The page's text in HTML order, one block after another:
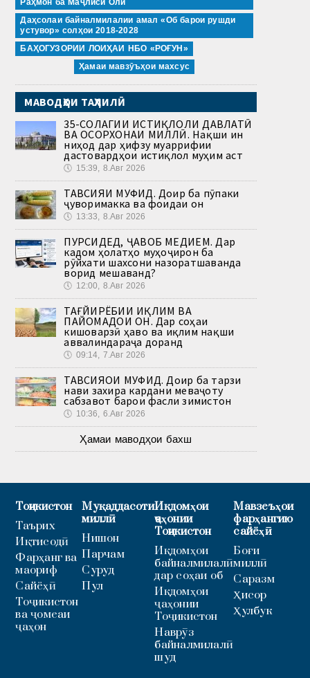
Раҳмон ба Маҷлиси Олӣ
Даҳсолаи байналмилалии амал «Об барои рушди
устувор» солҳои 2018-2028
БАҲОГУЗОРИИ ЛОИҲАИ НБО «РОҒУН»
Ҳамаи мавзӯъҳои махсус
МАВОДҲОИ ТАҲЛИЛӢ
35-СОЛАГИИ ИСТИҚЛОЛИ ДАВЛАТӢ
ВА ОСОРХОНАИ МИЛЛӢ. Нақши ин
ниҳод дар ҳифзу муаррифии
дастовардҳои истиқлол муҳим аст
🕔 15:39, 8.Авг 2026
ТАВСИЯИ МУФИД. Доир ба пӯпаки
ҷуворимакка ва фоидаи он
🕔 13:33, 8.Авг 2026
ПУРСИДЕД, ҶАВОБ МЕДИҲЕМ. Дар
кадом ҳолатҳо муҳоҷирон ба
рӯйхати шахсони назоратшаванда
ворид мешаванд?
🕔 12:00, 8.Авг 2026
ТАҒЙИРЁБИИ ИҚЛИМ ВА
ПАЙОМАДҲОИ ОН. Дар соҳаи
кишоварзӣ ҳаво ва иқлим нақши
аввалиндараҷа доранд
🕔 09:14, 7.Авг 2026
ТАВСИЯҲОИ МУФИД. Доир ба тарзи
нави захира кардани меваҷоту
сабзавот барои фасли зимистон
🕔 10:36, 6.Авг 2026
Ҳамаи маводҳои бахш
Тоҷикистон
Таърих
Иқтисодӣ
Фарҳанг ва
маориф
Сайёҳӣ
Тоҷикистон
ва ҷомеаи
ҷаҳон
Муқаддасоти
миллӣ
Нишон
Парчам
Суруд
Пул
Иқдомҳои
ҷаҳонии
Тоҷикистон
Иқдомҳои
байналмилалӣ
дар соҳаи об
Иқдомҳои
ҷаҳонии
Тоҷикистон
Наврӯз
байналмилалӣ
шуд
Мавзеъҳои
фарҳангию
сайёҳӣ
Боғи
миллӣ
Саразм
Ҳисор
Ҳулбук